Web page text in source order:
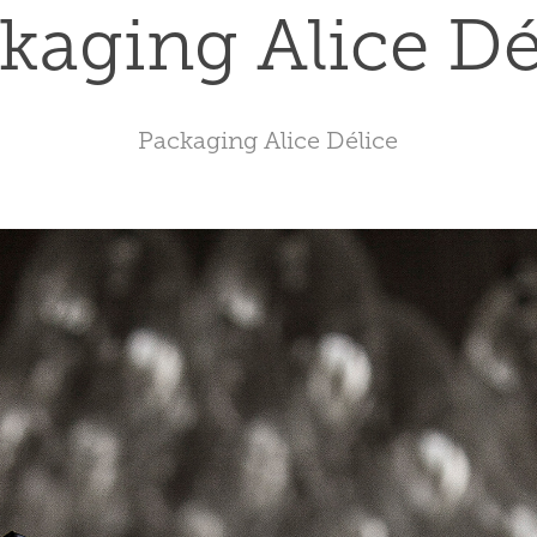
Alice
Packaging Alice Délice